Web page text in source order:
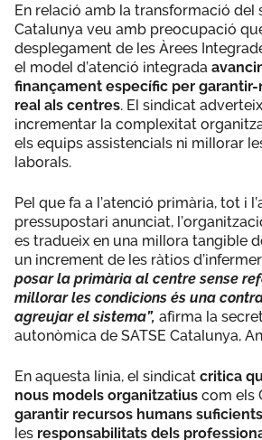
En relació amb la transformació del
Catalunya veu amb preocupació
desplegament de les Àrees
el model d’atenció integrada
finançament específic per garantir-
real als centres. El sindicat
incrementar la complexitat
els equips assistencials ni millorar
laborals.
Pel que fa a l’atenció primària, tot i
pressupostari anunciat,
es tradueix en una millora tangible
un increment de les ràtios
posar la primària al centre sense
millorar les condicions és una
agreujar el sistema”, afirma la
autonòmica de SATSE Catalunya,
En aquesta línia, el sindicat critica
nous models organitzatius com els
garantir recursos humans suficients
les responsabilitats dels